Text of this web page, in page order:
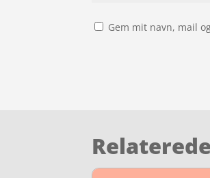
Gem mit navn, mail